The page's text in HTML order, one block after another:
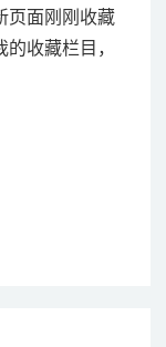
页面刚刚收藏
收藏栏目，